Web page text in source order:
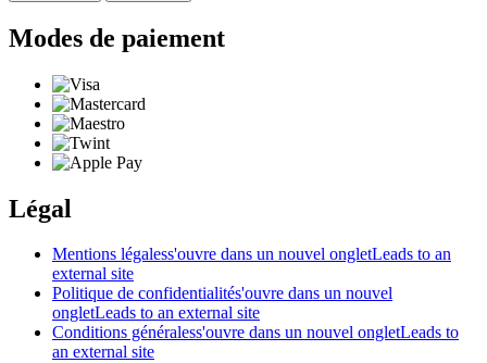
Modes de paiement
Légal
Mentions légaless'ouvre dans un nouvel ongletLeads to an
external site
Politique de confidentialités'ouvre dans un nouvel
ongletLeads to an external site
Conditions généraless'ouvre dans un nouvel ongletLeads to
an external site